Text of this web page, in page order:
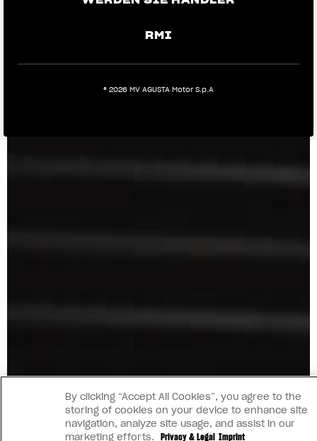
RMI
® 2026 MV AGUSTA Motor S.p.A
By clicking “Accept All Cookies”, you agree to the
storing of cookies on your device to enhance site
navigation, analyze site usage, and assist in our
marketing efforts. Privacy & Legal Imprint